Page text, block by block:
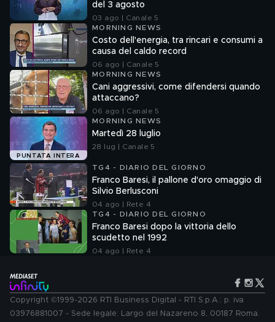
del 3 agosto
03 ago | Canale 5
MORNING NEWS
Costo dell'energia, tra rincari e consumi a
causa del caldo record
06 ago | Canale 5
MORNING NEWS
Cani aggressivi, come difendersi quando
attaccano?
06 ago | Canale 5
PUNTATA INTERA
MORNING NEWS
Martedì 28 luglio
28 lug | Canale 5
TG4 - DIARIO DEL GIORNO
Franco Baresi, il pallone d'oro omaggio di
Silvio Berlusconi
04 ago | Rete 4
TG4 - DIARIO DEL GIORNO
Franco Baresi dopo la vittoria dello
scudetto nel 1992
04 ago | Rete 4
Copyright ©1999-2026 RTI Business Digital - RTI S.p.A.: p. iva
03976881007 - Sede legale: Largo del Nazareno 8, 00187 Roma.